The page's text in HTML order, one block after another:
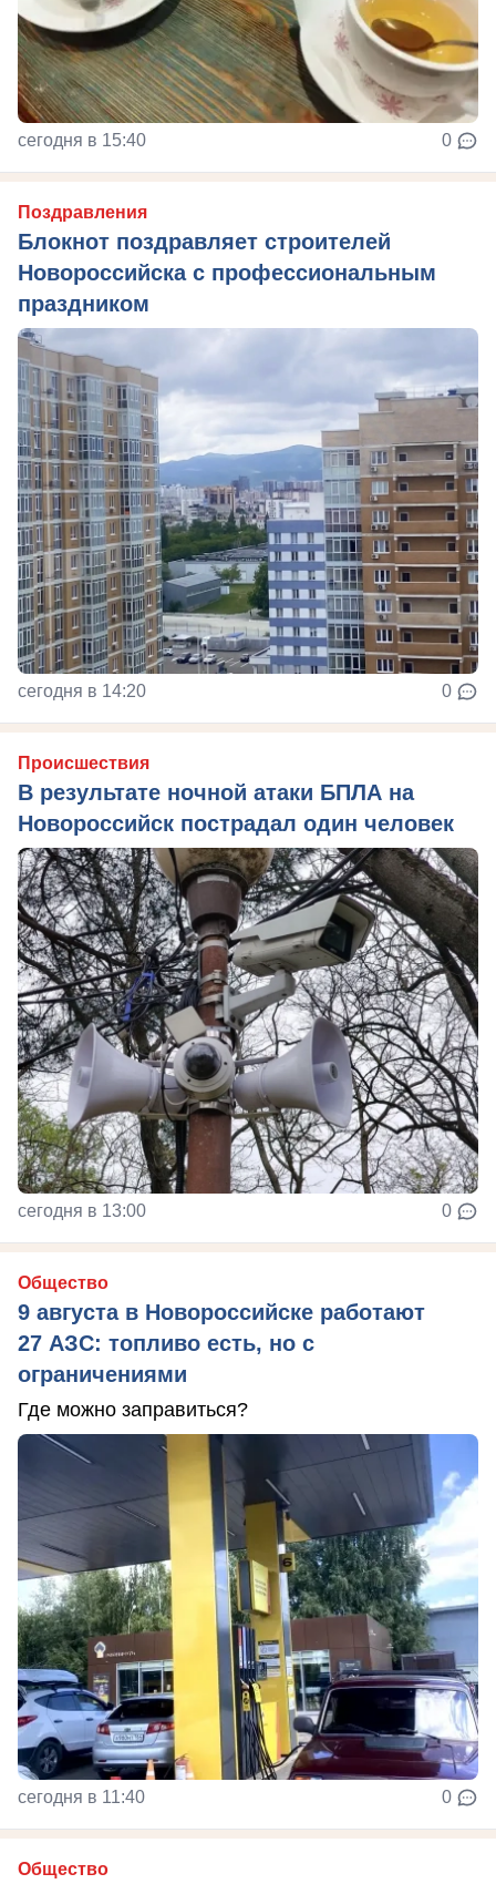
сегодня в 15:40 0
Поздравления
Блокнот поздравляет строителей
Новороссийска с профессиональным
праздником
сегодня в 14:20 0
Происшествия
В результате ночной атаки БПЛА на
Новороссийск пострадал один человек
сегодня в 13:00 0
Общество
9 августа в Новороссийске работают
27 АЗС: топливо есть, но с
ограничениями
Где можно заправиться?
сегодня в 11:40 0
Общество